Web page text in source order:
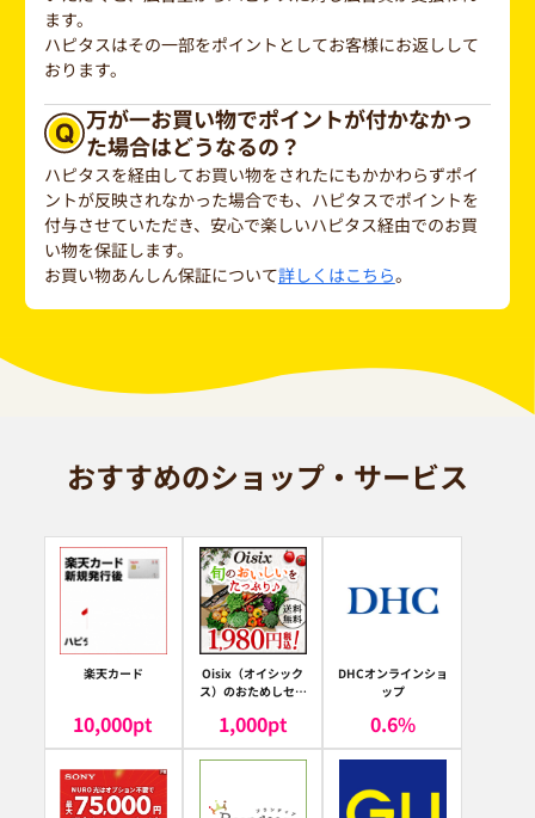
ます。
ハピタスはその一部をポイントとしてお客様にお返しして
おります。
万が一お買い物でポイントが付かなかっ
た場合はどうなるの？
ハピタスを経由してお買い物をされたにもかかわらずポイ
ントが反映されなかった場合でも、ハピタスでポイントを
付与させていただき、安心で楽しいハピタス経由でのお買
い物を保証します。
お買い物あんしん保証について詳しくはこちら。
おすすめのショップ・サービス
楽天カード
10,000pt
Oisix（オイシック
ス）のおためしセッ
1,000pt
DHCオンラインショ
ップ
0.6%